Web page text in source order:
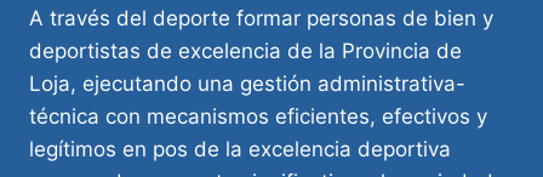
A través del deporte formar personas de bien y
deportistas de excelencia de la Provincia de
Loja, ejecutando una gestión administrativa-
técnica con mecanismos eficientes, efectivos y
legítimos en pos de la excelencia deportiva